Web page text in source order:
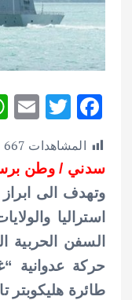
F
ac
e
b
o
o
k
T
w
it
te
r
ai
l
المشاهدات 667
سدني / وطن
وتهدف الى
استراليا
السفن
حركة عدوانية
طائرة هليكوبتر